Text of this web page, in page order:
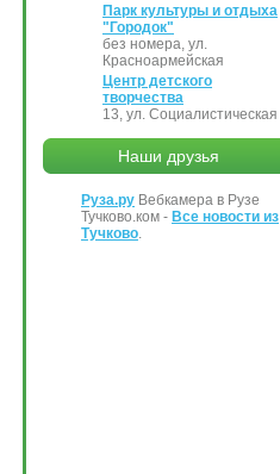
Парк культуры и отдыха
"Городок"
без номера, ул.
Красноармейская
Центр детского
творчества
13, ул. Социалистическая
Наши друзья
Руза.ру Вебкамера в Рузе
Тучково.ком - Все новости из
Тучково.